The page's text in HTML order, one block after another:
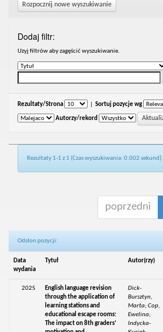
Rozpocznij nowe wyszukiwanie
Dodaj filtr:
Uzyj filtrów aby zagęścić wyszukiwanie.
Rezultaty/Strona Sortuj pozycje wg
Autorzy/rekord
Rezultaty 1-1 z 1 (Czas wyszukiwania: 0.002 sekund).
poprzedni
Odsłon pozycji:
Data
wydania
Tytuł Autor(rzy)
2025
English language revision
through the application of
learning stations and
educational escape rooms:
The impact on 8th graders’
Dick-
Bursztyn,
Marta; Cop,
Ewelina;
Indycka-